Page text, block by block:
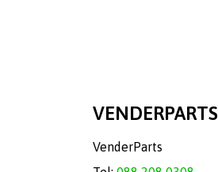
VENDERPARTS
VenderParts